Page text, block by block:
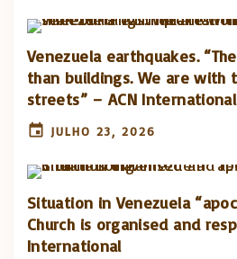
Venezuela earthquakes.
than buildings. We are with
streets” – ACN International
JULHO 23, 2026
Situation in Venezuela
Church is organised and
International